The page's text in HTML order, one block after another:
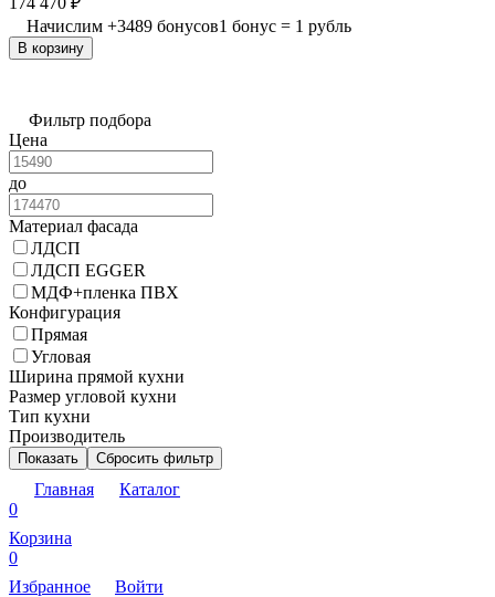
Начислим +3489 бонусов1 бонус = 1 рубль
В корзину
Фильтр подбора
Цена
до
Материал фасада
ЛДСП
ЛДСП EGGER
МДФ+пленка ПВХ
Конфигурация
Прямая
Угловая
Ширина прямой кухни
Размер угловой кухни
Тип кухни
Производитель
Показать Сбросить фильтр
Главная
Каталог
0
Корзина
0
Избранное
Войти